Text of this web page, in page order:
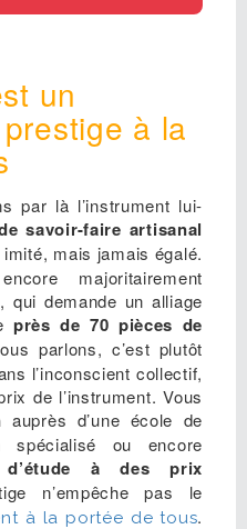
un
à la
par là l’instrument lui-
savoir-faire artisanal
mais jamais égalé.
majoritairement
qui demande un alliage
près de 70 pièces de
parlons, c’est plutôt
l’inconscient collectif,
de l’instrument. Vous
auprès d’une école de
spécialisé ou encore
à des prix
n’empêche pas le
à la portée de tous.